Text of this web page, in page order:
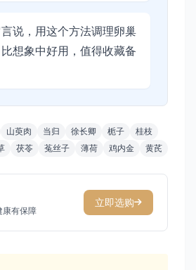
说，用这个方法调理卵巢
想象中好用，值得收藏备
山萸肉 当归 徐长卿 栀子
桂枝
茯苓 菟丝子 薄荷 鸡内金 黄芪
康有保障
立即选购